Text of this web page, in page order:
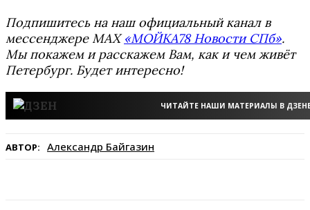
Подпишитесь на наш официальный канал в
мессенджере MAX«МОЙКА78 Новости СПб».
Мы покажем и расскажем Вам, как и чем живёт
Петербург. Будет интересно!
ЧИТАЙТЕ НАШИ МАТЕРИАЛЫ В
АВТОР: Александр Байгазин